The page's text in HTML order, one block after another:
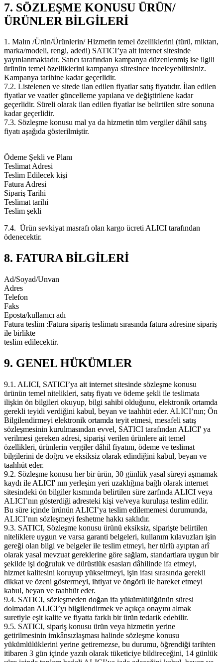
7. SÖZLEŞME KONUSU ÜRÜN/
ÜRÜNLER BİLGİLERİ
1. Malın /Ürün/Ürünlerin/ Hizmetin temel özelliklerini (türü, miktarı,
marka/modeli, rengi, adedi) SATICI’ya ait internet sitesinde
yayınlanmaktadır. Satıcı tarafından kampanya düzenlenmiş ise ilgili
ürünün temel özelliklerini kampanya süresince inceleyebilirsiniz.
Kampanya tarihine kadar geçerlidir.
7.2. Listelenen ve sitede ilan edilen fiyatlar satış fiyatıdır. İlan edilen
fiyatlar ve vaatler güncelleme yapılana ve değiştirilene kadar
geçerlidir. Süreli olarak ilan edilen fiyatlar ise belirtilen süre sonuna
kadar geçerlidir.
7.3. Sözleşme konusu mal ya da hizmetin tüm vergiler dâhil satış
fiyatı aşağıda gösterilmiştir.
Ödeme Şekli ve Planı
Teslimat Adresi
Teslim Edilecek kişi
Fatura Adresi
Sipariş Tarihi
Teslimat tarihi
Teslim şekli
7.4. Ürün sevkiyat masrafı olan kargo ücreti ALICI tarafından
ödenecektir.
8. FATURA BİLGİLERİ
Ad/Soyad/Unvan
Adres
Telefon
Faks
Eposta/kullanıcı adı
Fatura teslim :Fatura sipariş teslimatı sırasında fatura adresine sipariş
ile birlikte
teslim edilecektir.
9. GENEL HÜKÜMLER
9.1. ALICI, SATICI’ya ait internet sitesinde sözleşme konusu
ürünün temel nitelikleri, satış fiyatı ve ödeme şekli ile teslimata
ilişkin ön bilgileri okuyup, bilgi sahibi olduğunu, elektronik ortamda
gerekli teyidi verdiğini kabul, beyan ve taahhüt eder. ALICI’nın; Ön
Bilgilendirmeyi elektronik ortamda teyit etmesi, mesafeli satış
sözleşmesinin kurulmasından evvel, SATICI tarafından ALICI' ya
verilmesi gereken adresi, siparişi verilen ürünlere ait temel
özellikleri, ürünlerin vergiler dâhil fiyatını, ödeme ve teslimat
bilgilerini de doğru ve eksiksiz olarak edindiğini kabul, beyan ve
taahhüt eder.
9.2. Sözleşme konusu her bir ürün, 30 günlük yasal süreyi aşmamak
kaydı ile ALICI' nın yerleşim yeri uzaklığına bağlı olarak internet
sitesindeki ön bilgiler kısmında belirtilen süre zarfında ALICI veya
ALICI’nın gösterdiği adresteki kişi ve/veya kuruluşa teslim edilir.
Bu süre içinde ürünün ALICI’ya teslim edilememesi durumunda,
ALICI’nın sözleşmeyi feshetme hakkı saklıdır.
9.3. SATICI, Sözleşme konusu ürünü eksiksiz, siparişte belirtilen
niteliklere uygun ve varsa garanti belgeleri, kullanım kılavuzları işin
gereği olan bilgi ve belgeler ile teslim etmeyi, her türlü ayıptan arî
olarak yasal mevzuat gereklerine göre sağlam, standartlara uygun bir
şekilde işi doğruluk ve dürüstlük esasları dâhilinde ifa etmeyi,
hizmet kalitesini koruyup yükseltmeyi, işin ifası sırasında gerekli
dikkat ve özeni göstermeyi, ihtiyat ve öngörü ile hareket etmeyi
kabul, beyan ve taahhüt eder.
9.4. SATICI, sözleşmeden doğan ifa yükümlülüğünün süresi
dolmadan ALICI’yı bilgilendirmek ve açıkça onayını almak
suretiyle eşit kalite ve fiyatta farklı bir ürün tedarik edebilir.
9.5. SATICI, sipariş konusu ürün veya hizmetin yerine
getirilmesinin imkânsızlaşması halinde sözleşme konusu
yükümlülüklerini yerine getiremezse, bu durumu, öğrendiği tarihten
itibaren 3 gün içinde yazılı olarak tüketiciye bildireceğini, 14 günlük